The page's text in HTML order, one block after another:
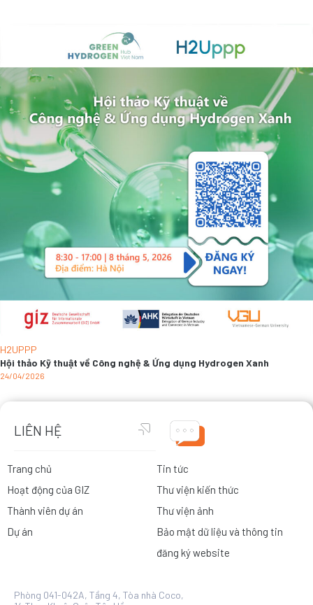
H2UPPP
Hội thảo Kỹ thuật về Công nghệ & Ứng dụng Hydrogen Xanh
24/04/2026
LIÊN HỆ
Trang chủ
Hoạt động của GIZ
Thành viên dự án
Dự án
Tin tức
Thư viện kiến thức
Thư viện ảnh
Bảo mật dữ liệu và thông tin
đăng ký website
Phòng 041-042A, Tầng 4, Tòa nhà Coco,